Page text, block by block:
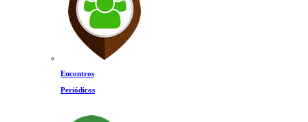
Encontros
Periódicos